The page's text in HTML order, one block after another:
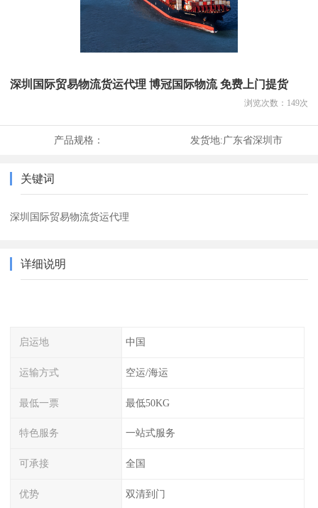
深圳国际贸易物流货运代理 博冠国际物流 免费上门提货
浏览次数： 149次
产品规格： 发货地:广东省深圳市
关键词
深圳国际贸易物流货运代理
详细说明
启运地 中国
运输方式 空运/海运
最低一票 最低50KG
特色服务 一站式服务
可承接 全国
优势 双清到门